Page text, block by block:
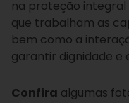
na proteção integral
que trabalham as
bem como a
garantir dignidade e
Confira algumas